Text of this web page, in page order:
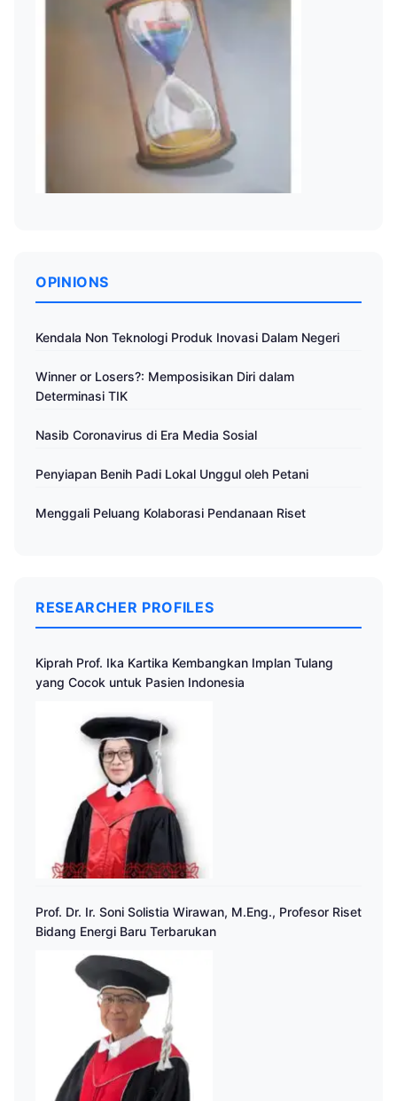
OPINIONS
Kendala Non Teknologi Produk Inovasi Dalam Negeri
Winner or Losers?: Memposisikan Diri dalam
Determinasi TIK
Nasib Coronavirus di Era Media Sosial
Penyiapan Benih Padi Lokal Unggul oleh Petani
Menggali Peluang Kolaborasi Pendanaan Riset
RESEARCHER PROFILES
Kiprah Prof. Ika Kartika Kembangkan Implan Tulang
yang Cocok untuk Pasien Indonesia
Prof. Dr. Ir. Soni Solistia Wirawan, M.Eng., Profesor Riset
Bidang Energi Baru Terbarukan